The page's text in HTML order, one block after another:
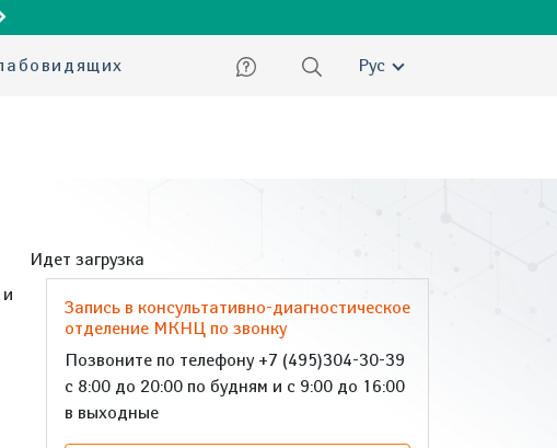
Русский
Идет загрузка
Запись в консультативно-диагностическое
отделение МКНЦ по звонку
Позвоните по телефону +7 (495)304-30-39
с 8:00 до 20:00 по будням и с 9:00 до 16:00
в выходные